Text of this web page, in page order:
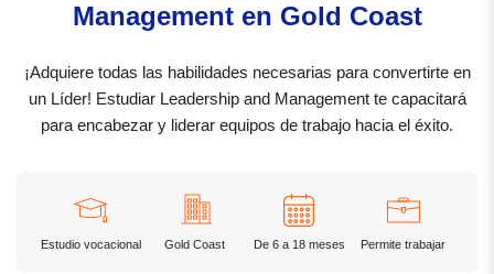
Management en Gold Coast
¡Adquiere todas las habilidades necesarias para convertirte en
un Líder! Estudiar Leadership and Management te capacitará
para encabezar y liderar equipos de trabajo hacia el éxito.
Estudio vocacional Gold Coast De 6 a 18 meses Permite trabajar